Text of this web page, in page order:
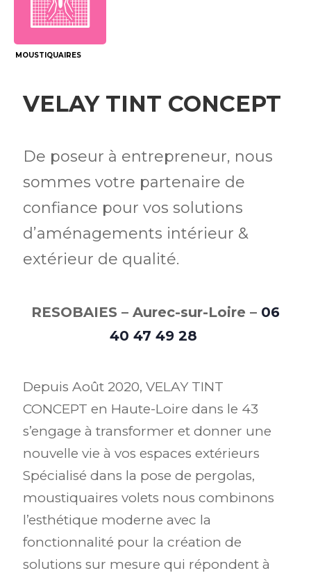
MOUSTIQUAIRES
VELAY TINT CONCEPT
De poseur à entrepreneur, nous
sommes votre partenaire de
confiance pour vos solutions
d’aménagements intérieur &
extérieur de qualité.
RESOBAIES – Aurec-sur-Loire – 06
40 47 49 28
Depuis Août 2020, VELAY TINT
CONCEPT en Haute-Loire dans le 43
s’engage à transformer et donner une
nouvelle vie à vos espaces extérieurs
Spécialisé dans la pose de pergolas,
moustiquaires volets nous combinons
l’esthétique moderne avec la
fonctionnalité pour la création de
solutions sur mesure qui répondent à